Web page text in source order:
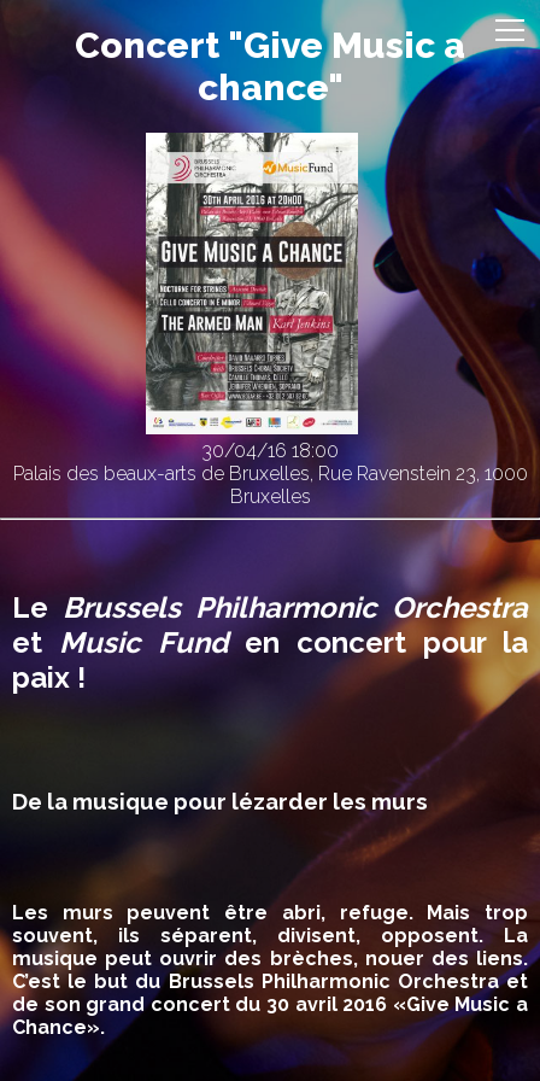
Concert "Give Music a
chance"
30/04/16 18:00
Palais des beaux-arts de Bruxelles, Rue Ravenstein 23, 1000
Bruxelles
Le Brussels Philharmonic Orchestra
et Music Funden concert pour la
paix !
De la musique pour lézarder les murs
Les murs peuvent être abri, refuge. Mais trop
souvent, ils séparent, divisent, opposent. La
musique peut ouvrir des brèches, nouer des liens.
C’est le but du Brussels Philharmonic Orchestra et
de son grand concert du 30 avril 2016 «Give Music a
Chance».